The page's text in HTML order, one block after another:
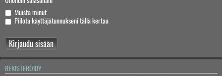
Muista minut
Piilota käyttäjätunnukseni tällä kertaa
REKISTERÖIDY